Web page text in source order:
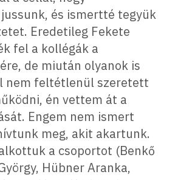
és ismertté tegyük
Eredetileg Fekete
fel a kollégák a
de miután olyanok is
nem feltétlenül szeretett
én vettem át a
Engem nem ismert
meg, akit akartunk.
a csoportot (Benkő
Hübner Aranka,